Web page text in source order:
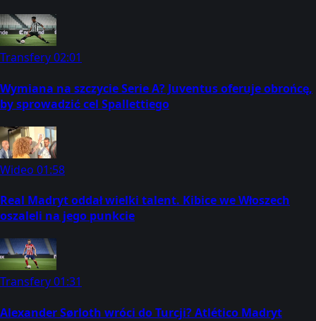
Transfery02:01
Wymiana na szczycie Serie A? Juventus oferuje obrońcę,
by sprowadzić cel Spallettiego
Wideo 01:58
Real Madryt oddał wielki talent. Kibice we Włoszech
oszaleli na jego punkcie
Transfery01:31
Alexander Sørloth wróci do Turcji? Atlético Madryt